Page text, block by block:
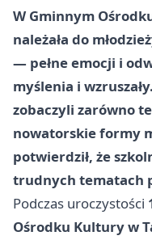
W Gminnym
należała do
— pełne emocji i
myślenia i
zobaczyli zarówno
nowatorskie formy
potwierdził, że
trudnych tematach
Podczas uroczystości
Ośrodku Kultury w